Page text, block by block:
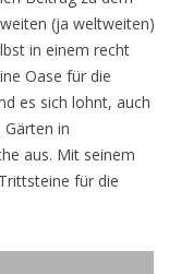
(ja weltweiten)
in einem recht
Oase für die
es sich lohnt, auch
in
aus. Mit seinem
für die